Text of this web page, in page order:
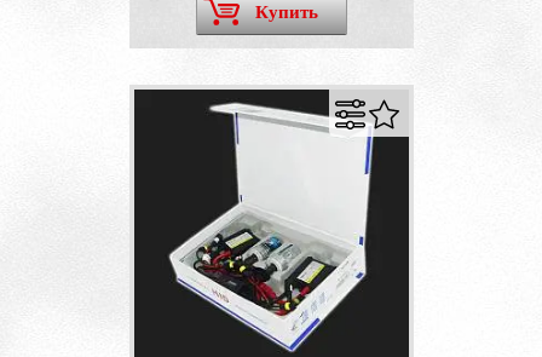
Купить